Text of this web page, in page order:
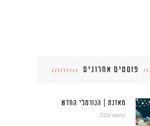
פוסטים אחרונים
מאזנת | הנורמלי החדש
1 בינואר 2024